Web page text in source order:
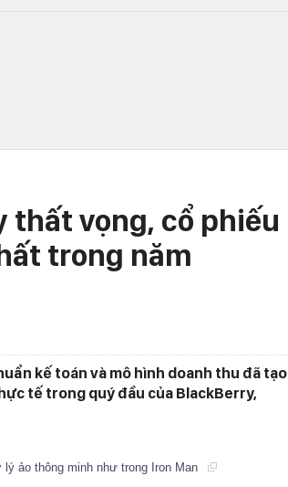
thất vọng, cổ phiếu
trong năm
kế toán và mô hình doanh thu đã tạo
tế trong quý đầu của BlackBerry,
ảo thông minh như trong Iron Man